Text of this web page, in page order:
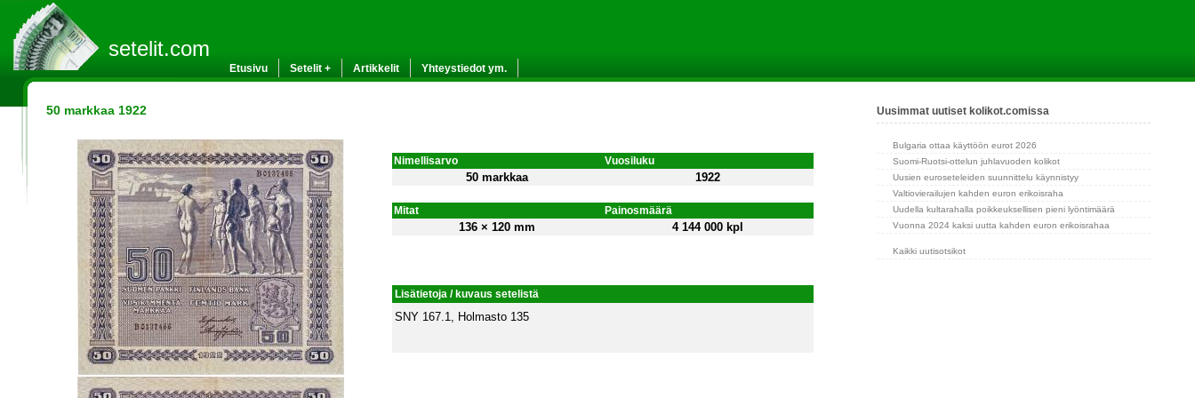
setelit.com
Etusivu Setelit + Artikkelit Yhteystiedot ym.
50 markkaa 1922
Nimellisarvo Vuosiluku
50 markkaa 1922
Mitat Painosmäärä
136 × 120 mm 4 144 000 kpl
Lisätietoja / kuvaus setelistä
SNY 167.1, Holmasto 135
Uusimmat uutiset kolikot.comissa
Bulgaria ottaa käyttöön eurot 2026
Suomi-Ruotsi-ottelun juhlavuoden kolikot
Uusien euroseteleiden suunnittelu käynnistyy
Valtiovierailujen kahden euron erikoisraha
Uudella kultarahalla poikkeuksellisen pieni lyöntimäärä
Vuonna 2024 kaksi uutta kahden euron erikoisrahaa
Kaikki uutisotsikot